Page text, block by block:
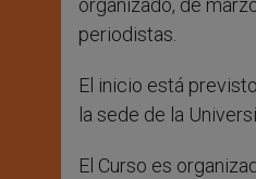
organizado, de
periodistas.
El inicio está
la sede de la
El Curso es